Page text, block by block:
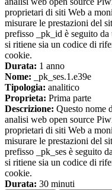
proprietari di siti Web a
misurare le prestazioni del
prefisso _pk_id è seguito
si ritiene sia un codice di
cookie.
Durata: 1 anno
Nome: _pk_ses.1.e39e
Tipologia: analitico
Proprieta: Prima parte
Descrizione: Questo nome
analisi web open source
proprietari di siti Web a
misurare le prestazioni del
prefisso _pk_ses è seguito
si ritiene sia un codice di
cookie.
Durata: 30 minuti